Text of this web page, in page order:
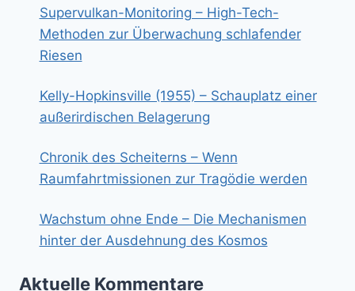
Supervulkan-Monitoring – High-Tech-
Methoden zur Überwachung schlafender
Riesen
Kelly-Hopkinsville (1955) – Schauplatz einer
außerirdischen Belagerung
Chronik des Scheiterns – Wenn
Raumfahrtmissionen zur Tragödie werden
Wachstum ohne Ende – Die Mechanismen
hinter der Ausdehnung des Kosmos
Aktuelle Kommentare